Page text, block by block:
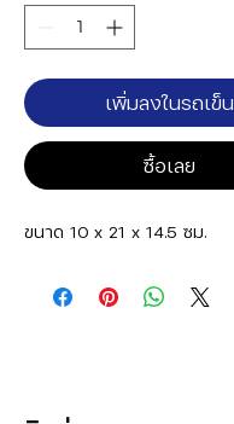
เพิ่มลงในรถเข็น
ซื้อเลย
ขนาด 10 x 21 x 14.5 ซม.